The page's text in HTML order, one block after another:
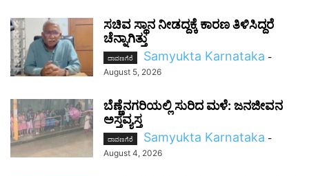
ಸಚಿವ ಸ್ಥಾನ ನೀಡದ್ದಕ್ಕೆ ಕಾರಣ ತಿಳಿಸಿದ್ದರೆ
ಚೆನ್ನಾಗಿತ್ತು
ದಾವಣಗೆರೆ Samyukta Karnataka -
August 5, 2026
ಬೆಣ್ಣೆನಗರಿಯಲ್ಲಿ ಸುರಿದ ಮಳೆ: ಜನಜೀವನ
ಅಸ್ತವ್ಯಸ್ತ
ದಾವಣಗೆರೆ Samyukta Karnataka -
August 4, 2026